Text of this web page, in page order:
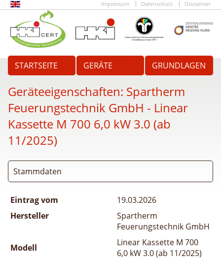
Impressum Datenschutz Disclaimer
STARTSEITE GERÄTE GRUNDLAGEN
Geräteeigenschaften: Spartherm
Feuerungstechnik GmbH - Linear
Kassette M 700 6,0 kW 3.0 (ab
11/2025)
Stammdaten
Eintrag vom
19.03.2026
Hersteller
Spartherm
Feuerungstechnik GmbH
Modell
Linear Kassette M 700
6,0 kW 3.0 (ab 11/2025)